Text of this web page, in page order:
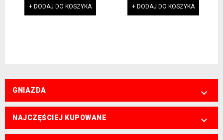
+ DODAJ DO KOSZYKA + DODAJ DO KOSZYKA
GNIAZDA 
NAJCZĘŚCIEJ KUPOWANE 